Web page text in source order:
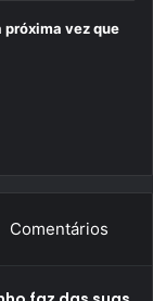
próxima vez que
Comentários